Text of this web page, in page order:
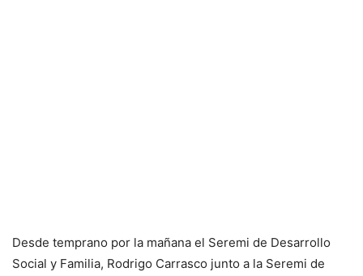
Desde temprano por la mañana el Seremi de Desarrollo
Social y Familia, Rodrigo Carrasco junto a la Seremi de